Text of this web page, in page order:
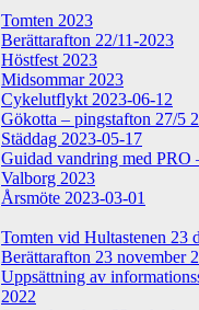
Tomten 2023
Berättarafton 22/11-2023
Höstfest 2023
Midsommar 2023
Cykelutflykt 2023-06-12
Gökotta – pingstafton 27/5
Städdag 2023-05-17
Guidad vandring med PRO
Valborg 2023
Årsmöte 2023-03-01
Tomten vid Hultastenen 23
Berättarafton 23 november
Uppsättning av
2022